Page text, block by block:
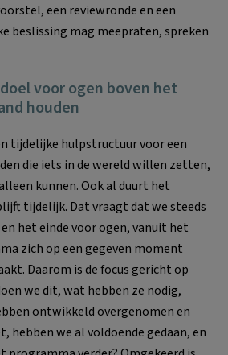
een reviewronde en een
beslissing mag meepraten, spreken
voor ogen boven het
houden
tijdelijke hulpstructuur voor een
die iets in de wereld willen zetten,
kunnen. Ook al duurt het
tijdelijk. Dat vraagt dat we steeds
het einde voor ogen, vanuit het
zich op een gegeven moment
Daarom is de focus gericht op
we dit, wat hebben ze nodig,
ontwikkeld overgenomen en
hebben we al voldoende gedaan, en